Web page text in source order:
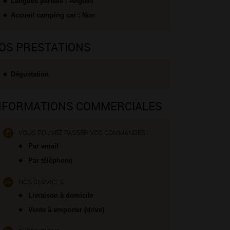
Accueil camping car : Non
PRESTATIONS
Dégustation
COMMERCIALES
VOUS POUVEZ PASSER VOS COMMANDES :
Par email
Par téléphone
NOS SERVICES :
Livraison à domicile
Vente à emporter (drive)